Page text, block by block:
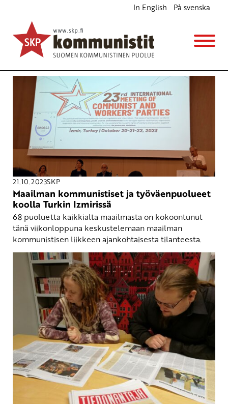
In English På svenska
kokous
21.10.2023SKP
Maailman kommunistiset ja työväenpuolueet
koolla Turkin Izmirissä
68 puoluetta kaikkialta maailmasta on kokoontunut
tänä viikonloppuna keskustelemaan maailman
kommunistisen liikkeen ajankohtaisesta tilanteesta.